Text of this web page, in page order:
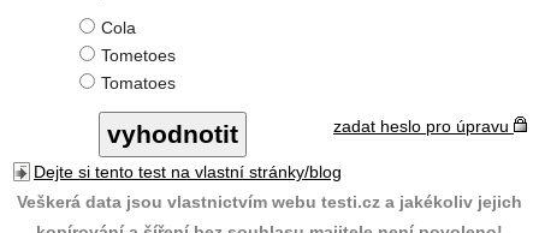
Cola
Tometoes
Tomatoes
zadat heslo pro úpravu
Dejte si tento test na vlastní stránky/blog
Veškerá data jsou vlastnictvím webu testi.cz a jakékoliv jejich